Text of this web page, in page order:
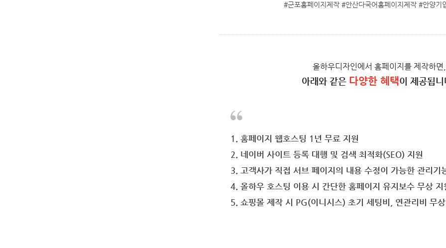
#군포홈페이지제작 #안산다국어홈페이지제작 #안양기
올하우디자인에서 홈페이지를 제작하면,
아래와 같은 다양한 혜택이 제공됩
1. 홈페이지 웹호스팅 1년 무료 지원
2. 네이버 사이트 등록 대행 및 검색 최적화(SEO) 지원
3. 고객사가 직접 서브 페이지의 내용 수정이 가능한 관리기
4. 올하우 호스팅 이용 시 간단한 홈페이지 유지보수 무상 지
5. 쇼핑몰 제작 시 PG(이니시스) 초기 세팅비, 연관리비 무